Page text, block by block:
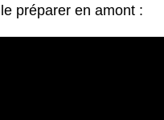
préparer en amont :